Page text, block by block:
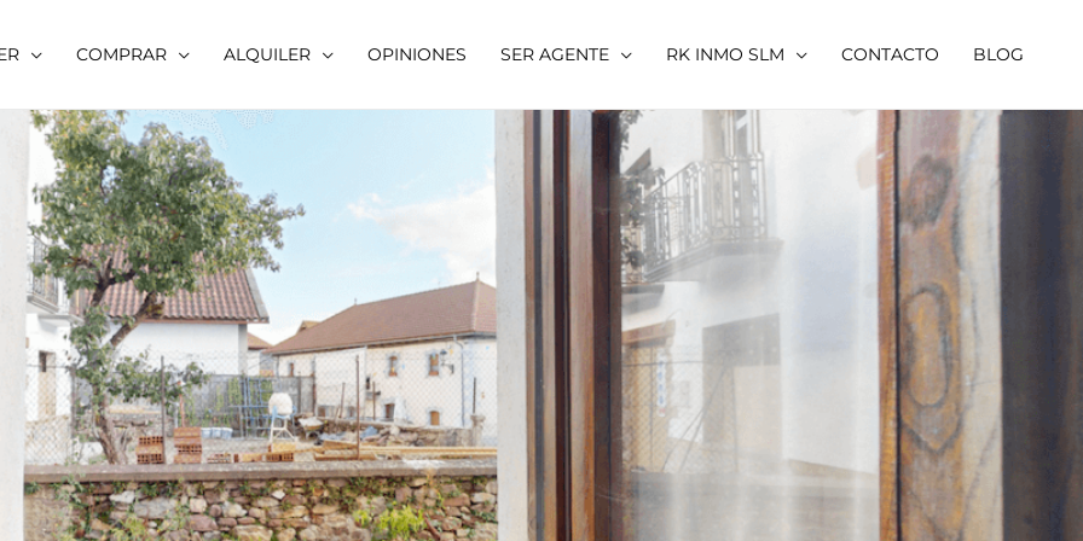
COMPRAR ALQUILER OPINIONES SER AGENTE RK INMO SLM CONTACTO BLOG